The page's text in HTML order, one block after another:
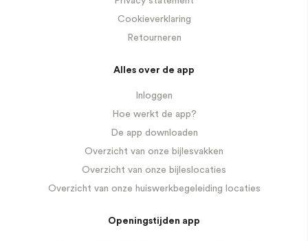
Cookieverklaring
Retourneren
Alles over de app
Inloggen
Hoe werkt de app?
De app downloaden
Overzicht van onze bijlesvakken
Overzicht van onze bijleslocaties
Overzicht van onze huiswerkbegeleiding locaties
Openingstijden app